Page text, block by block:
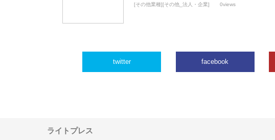
[その他業種][その他_法人・企業] 0views
twitter facebook
ライトプレス